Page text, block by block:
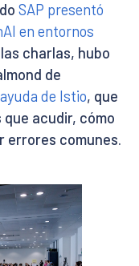
SAP presentó
en entornos
charlas, hubo
de
de Istio, que
acudir, cómo
errores comunes.